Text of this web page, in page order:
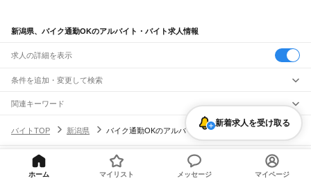
新潟県、バイク通勤OKのアルバイト・バイト求人情報
求人の詳細を表示
条件を追加・変更して検索
市区町村を追加・変更
新潟県すべて
新潟市すべて
北区
秋葉区
長岡市 柏崎市新発田市 加茂市十日町市 村上市燕市
駅を追加・変更
JR羽越本線
新津駅
神山駅月岡駅 新発田駅加治駅 中条駅平木田駅
坂町駅平林駅 村上駅間島駅 越後早川駅桑川駅今川駅 越後寒川駅勝木駅
飲食・フードサービス
飲食・フードサービス
すべて
特徴を追加・変更
関連キーワード
新潟県 車通勤OK 伊勢丹車 バイク通勤 ok
新潟県 バイク 整備士
バイトTOP 新潟県 バイク通勤OKのアルバイト・バイト・求人
新着求人を受け取る
ヘルプ・お問い合わせ サイトマップ
利用規約・プライバシーポリシー
[企業]求人広告の掲載相談
ホーム マイリスト メッセージ マイページ